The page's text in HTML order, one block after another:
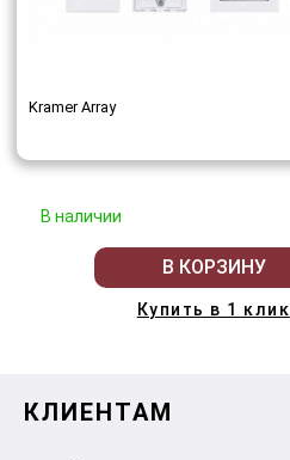
Kramer Array
В наличии
В КОРЗИНУ
Купить в 1 клик
КЛИЕНТАМ